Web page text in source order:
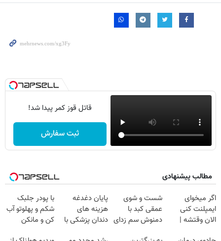
قاتل قوز کمر پیدا شد!
ثبت سفارش
مطالب پیشنهادی
اگر میخوای
ایمپلنت کنی
الان وقتشه |
شست و شوی
عمقی کبد با
دمنوش سم زدای
پایان دغدغه
هزینه های
دندان پزشکی با
با پودر جلبک
شکم و پهلوتو آب
کن و مانکن